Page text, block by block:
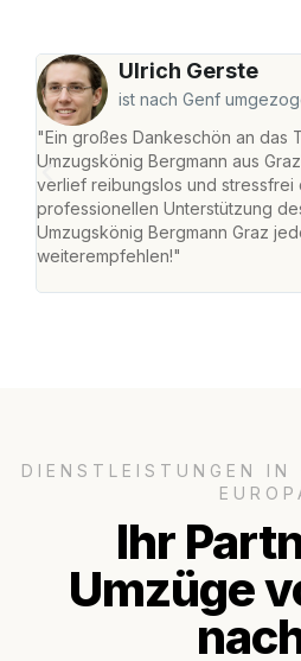
Ulrich Gerste
ist nach Genf
"Ein großes Dankeschön an das
Umzugskönig Bergmann aus
verlief reibungslos und stressfrei
professionellen Unterstützung
Umzugskönig Bergmann Graz
weiterempfehlen!"
DIENSTLEISTUNGEN IN
Ihr
Umzüge